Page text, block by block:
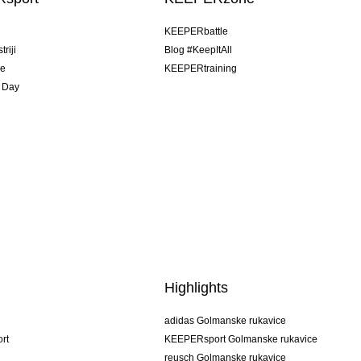
KEEPERbattle
Blog #KeepItAll
KEEPERtraining
Highlights
adidas Golmanske rukavice
KEEPERsport Golmanske rukavice
reusch Golmanske rukavice